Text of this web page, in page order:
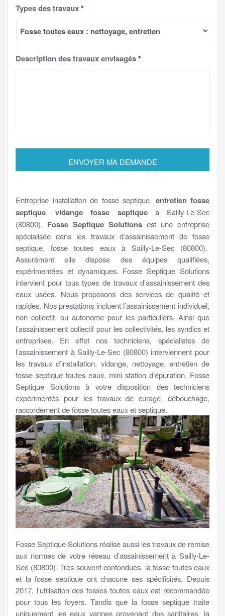
Types des travaux*
Description des travaux envisagés*
Entreprise installation de fosse septique, entretien fosse
septique,vidange fosse septiqueà Sailly-Le-Sec
(80800). Fosse Septique Solutions est une entreprise
spécialisée dans les travaux d’assainissement de fosse
septique, fosse toutes eaux à Sailly-Le-Sec (80800).
Assurément elle dispose des équipes qualifiées,
expérimentées et dynamiques. Fosse Septique Solutions
intervient pour tous types de travaux d’assainissement des
eaux usées. Nous proposons des services de qualité et
rapides. Nos prestations incluent l’assainissement individuel,
non collectif, ou autonome pour les particuliers. Ainsi que
l’assainissement collectif pour les collectivités, les syndics et
entreprises. En effet nos techniciens, spécialistes de
l’assainissement à Sailly-Le-Sec (80800) interviennent pour
les travaux d’installation, vidange, nettoyage, entretien de
fosse septique toutes eaux, mini station d’épuration. Fosse
Septique Solutions à votre disposition des techniciens
expérimentés pour les travaux de curage, débouchage,
raccordement de fosse toutes eaux et septique.
Fosse Septique Solutions réalise aussi les travaux de remise
aux normes de votre réseau d’assainissement à Sailly-Le-
Sec (80800). Très souvent confondues, la fosse toutes eaux
et la fosse septique ont chacune ses spécificités. Depuis
2017, l’utilisation des fosses toutes eaux est recommandée
pour tous les foyers. Tandis que la fosse septique traite
uniquement les eaux vannes provenant des sanitaires, la